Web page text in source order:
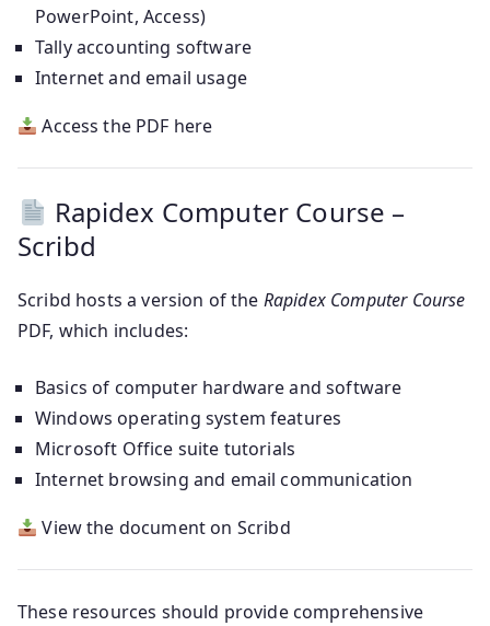
PowerPoint, Access)
Tally accounting software
Internet and email usage
Access the PDF here
Rapidex Computer Course –
Scribd
Scribd hosts a version of the Rapidex Computer Course
PDF, which includes:
Basics of computer hardware and software
Windows operating system features
Microsoft Office suite tutorials
Internet browsing and email communication
View the document on Scribd
These resources should provide comprehensive